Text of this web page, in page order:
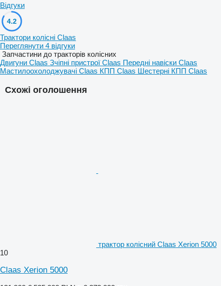
Схожі оголошення
трактор колісний Claas Xerion 5000
10
Claas Xerion 5000
Відгуки
4.2
Трактори колісні Claas
Переглянути 4 відгуки
Запчастини до тракторів колісних
Двигуни Claas Зчіпні пристрої Claas Передні навіски Claas
Мастилоохолоджувачі Claas КПП Claas Шестерні КПП Claas